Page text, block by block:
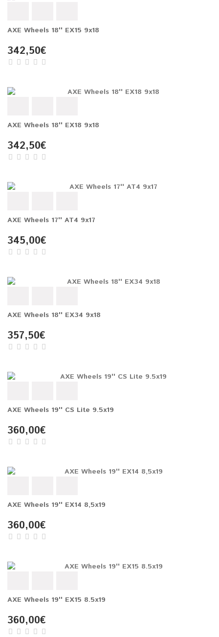
AXE Wheels 18'' EX15 9x18
342,50€
AXE Wheels 18'' EX18 9x18
342,50€
AXE Wheels 17'' AT4 9x17
345,00€
AXE Wheels 18'' EX34 9x18
357,50€
AXE Wheels 19'' CS Lite 9.5x19
360,00€
AXE Wheels 19'' EX14 8,5x19
360,00€
AXE Wheels 19'' EX15 8.5x19
360,00€